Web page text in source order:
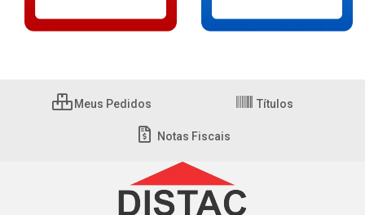
Meus Pedidos Títulos
Notas Fiscais